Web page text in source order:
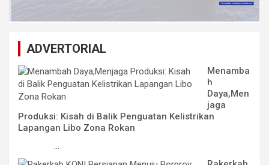
ADVERTORIAL
Menamba
h
Daya,Men
jaga
Produksi: Kisah di Balik Penguatan Kelistrikan
Lapangan Libo Zona Rokan
...